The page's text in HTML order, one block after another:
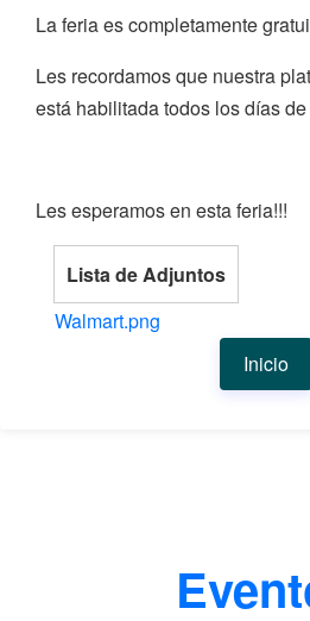
La feria es completamente
Les recordamos que nuestra
está habilitada todos los días
Les esperamos en esta feria!!!
Lista de Adjuntos
Walmart.png
Inicio